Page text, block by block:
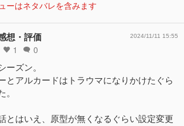
ーはネタバレを含みます
想・評価
1 0
2024/11/11 15:55
ーズン。
とアルカードはトラウマになりかけたぐら
。
とはいえ、原型が無くなるぐらい設定変更